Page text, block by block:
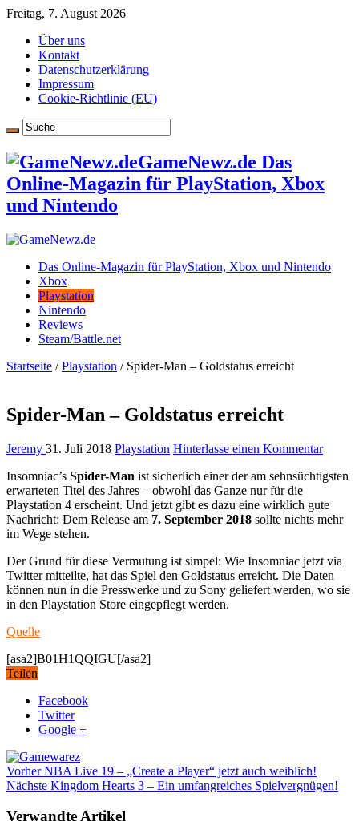
Freitag, 7. August 2026
Über uns
Kontakt
Datenschutzerklärung
Impressum
Cookie-Richtlinie (EU)
GameNewz.de Das
Online-Magazin für PlayStation, Xbox
und Nintendo
Das Online-Magazin für PlayStation, Xbox und Nintendo
Xbox
Playstation
Nintendo
Reviews
Steam/Battle.net
Startseite / Playstation / Spider-Man – Goldstatus erreicht
Spider-Man – Goldstatus erreicht
Jeremy 31. Juli 2018 Playstation Hinterlasse einen Kommentar
Insomniac’s Spider-Man ist sicherlich einer der am sehnsüchtigsten
erwarteten Titel des Jahres – obwohl das Ganze nur für die
Playstation 4 erscheint. Und jetzt gibt es dazu eine wirklich gute
Nachricht: Dem Release am 7. September 2018 sollte nichts mehr
im Wege stehen.
Der Grund für diese Vermutung ist simpel: Wie Insomniac jetzt via
Twitter mitteilte, hat das Spiel den Goldstatus erreicht. Die Daten
können nun in die Presswerke und zu Sony geliefert werden, wo sie
in den Playstation Store eingepflegt werden.
Quelle
[asa2]B01H1QQIGU[/asa2]
Teilen
Facebook
Twitter
Google +
VorherNBA Live 19 – „Create a Player“ jetzt auch weiblich!
Nächste Kingdom Hearts 3 – Ein umfangreiches Spielvergnügen!
Verwandte Artikel